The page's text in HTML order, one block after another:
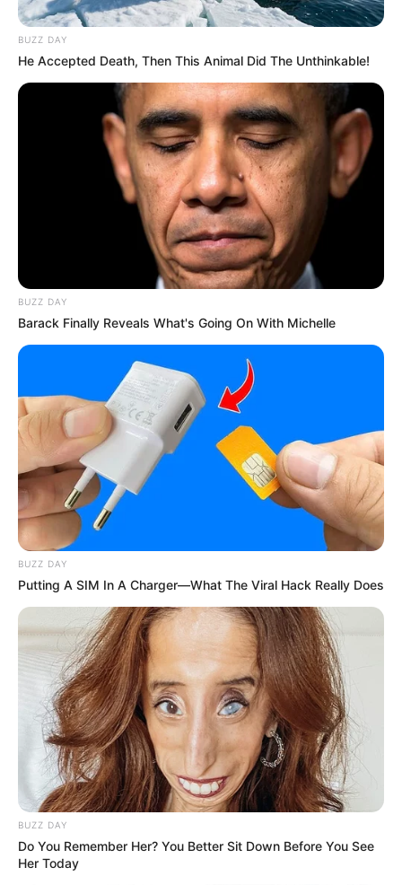
Ο Τραμπ χαρακτηρίζει τους New York Times απειλή για
την εθνική ασφάλεια.. Η Ρωσία ΣΥΜΦΩΝΕΙ ΑΠΟΛΥΤΩΣ!!!
Σε ανανεωμένη κριτική κατά της εφημερίδας, ο Τραμπ
κατηγόρησε το μέσο ότι διαδίδει
«ψεύδη και σκόπιμες
παραπλανητικές πληροφορίες»,
αποτελεί«σοβαρή απειλή για την Εθνική Ασφάλεια του
συγκεκριμένο άρθρο, συνέχισε
Η ριζοσπαστική
αριστερά, η ασαφής συμπεριφορά τους, η συγγραφή
ΨΕΥΤΙΚΩΝ άρθρων και απόψεων με ατελείωτο τρόπο,
πρέπει να αντιμετωπιστεί και να σταματήσει ».
BUZZ DAY
He Accepted Death, Then This Animal Did The Unthinkable!
BUZZ DAY
Barack Finally Reveals What's Going On With Michelle
BUZZ DAY
Putting A SIM In A Charger—What The Viral Hack Really Does
BUZZ DAY
Do You Remember Her? You Better Sit Down Before You See
Her Today